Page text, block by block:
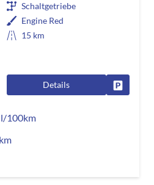
Schaltgetriebe
Engine Red
15 km
Details
l/100km